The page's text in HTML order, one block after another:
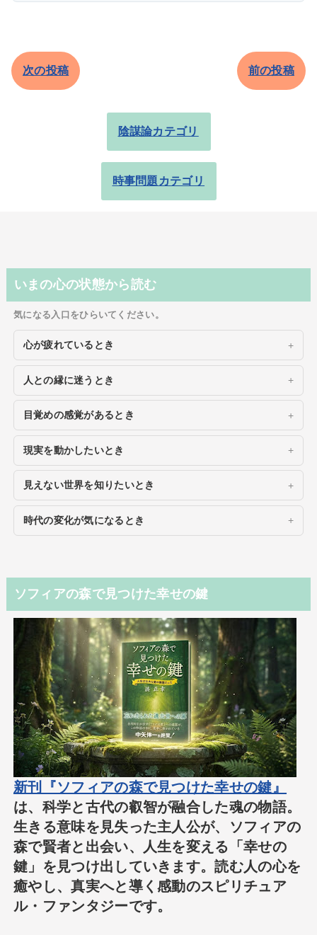
次の投稿 前の投稿
陰謀論カテゴリ
時事問題カテゴリ
いまの心の状態から読む
気になる入口をひらいてください。
心が疲れているとき
人との縁に迷うとき
目覚めの感覚があるとき
現実を動かしたいとき
見えない世界を知りたいとき
時代の変化が気になるとき
ソフィアの森で見つけた幸せの鍵
新刊『ソフィアの森で見つけた幸せの鍵』
は、科学と古代の叡智が融合した魂の物語。
生きる意味を見失った主人公が、ソフィアの
森で賢者と出会い、人生を変える「幸せの
鍵」を見つけ出していきます。読む人の心を
癒やし、真実へと導く感動のスピリチュア
ル・ファンタジーです。